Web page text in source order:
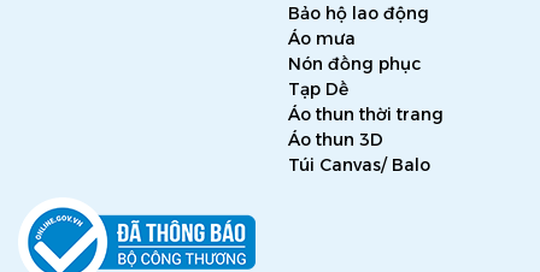
Bảo hộ lao động
Áo mưa
Nón đồng phục
Tạp Dề
Áo thun thời trang
Áo thun 3D
Túi Canvas/ Balo